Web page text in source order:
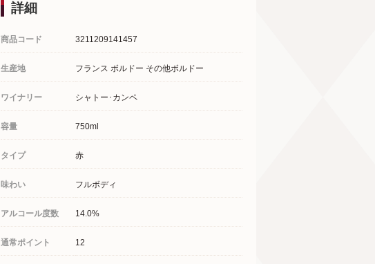
詳細
商品コード 3211209141457
生産地 フランス ボルドー その他ボルドー
ワイナリー シャトー･カンペ
容量 750ml
タイプ 赤
味わい フルボディ
アルコール度数 14.0%
通常ポイント 12